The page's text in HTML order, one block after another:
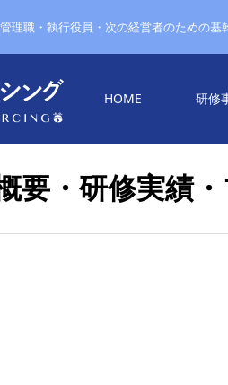
理職・執行役員・次の経営者のための
HOME 研修
要・研修実績